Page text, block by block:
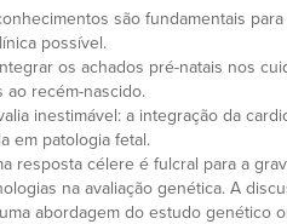
são fundamentais
possível.
os achados pré-natais nos
ao recém-nascido.
inestimável: a integração da
em patologia fetal.
resposta célere é fulcral para a
na avaliação genética. A
abordagem do estudo genético